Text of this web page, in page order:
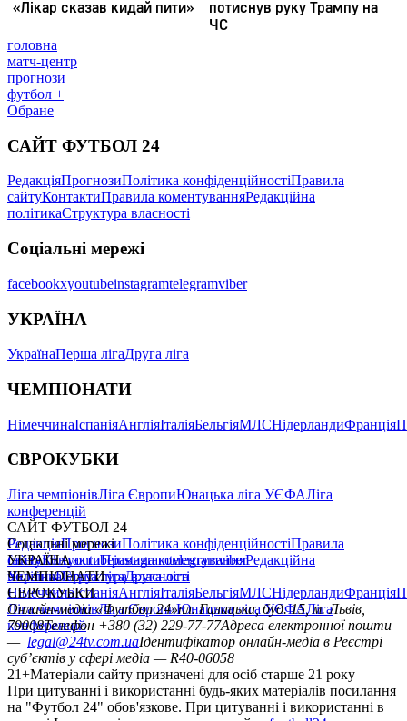
головна
матч-центр
прогнози
футбол +
Обране
САЙТ ФУТБОЛ 24
РедакціяПрогнозиПолітика конфіденційностіПравила
сайтуКонтактиПравила коментуванняРедакційна
політикаСтруктура власності
Соціальні мережі
facebookxyoutubeinstagramtelegramviber
УКРАЇНА
УкраїнаПерша лігаДруга ліга
ЧЕМПІОНАТИ
НімеччинаІспаніяАнгліяІталіяБельгіяМЛСНідерландиФранція
ЄВРОКУБКИ
Ліга чемпіонівЛіга ЄвропиЮнацька ліга УЄФАЛіга
конференцій
САЙТ ФУТБОЛ 24
РедакціяПрогнозиПолітика конфіденційностіПравила
сайтуКонтактиПравила коментуванняРедакційна
політикаСтруктура власності
Соціальні мережі
facebookxyoutubeinstagramtelegramviber
УКРАЇНА
УкраїнаПерша лігаДруга ліга
ЧЕМПІОНАТИ
НімеччинаІспаніяАнгліяІталіяБельгіяМЛСНідерландиФранція
ЄВРОКУБКИ
Ліга чемпіонівЛіга ЄвропиЮнацька ліга УЄФАЛіга
конференцій
Онлайн-медіа «Футбол 24»пл. Галицька, буд. 15, м. Львів,
79008Телефон +380 (32) 229-77-77Адреса електронної пошти
— legal@24tv.com.uaІдентифікатор онлайн-медіа в Реєстрі
суб’єктів у сфері медіа — R40-06058
21+Матеріали сайту призначені для осіб старше 21 року
При цитуванні і використанні будь-яких матеріалів посилання
на "Футбол 24" обов'язкове. При цитуванні і використанні в